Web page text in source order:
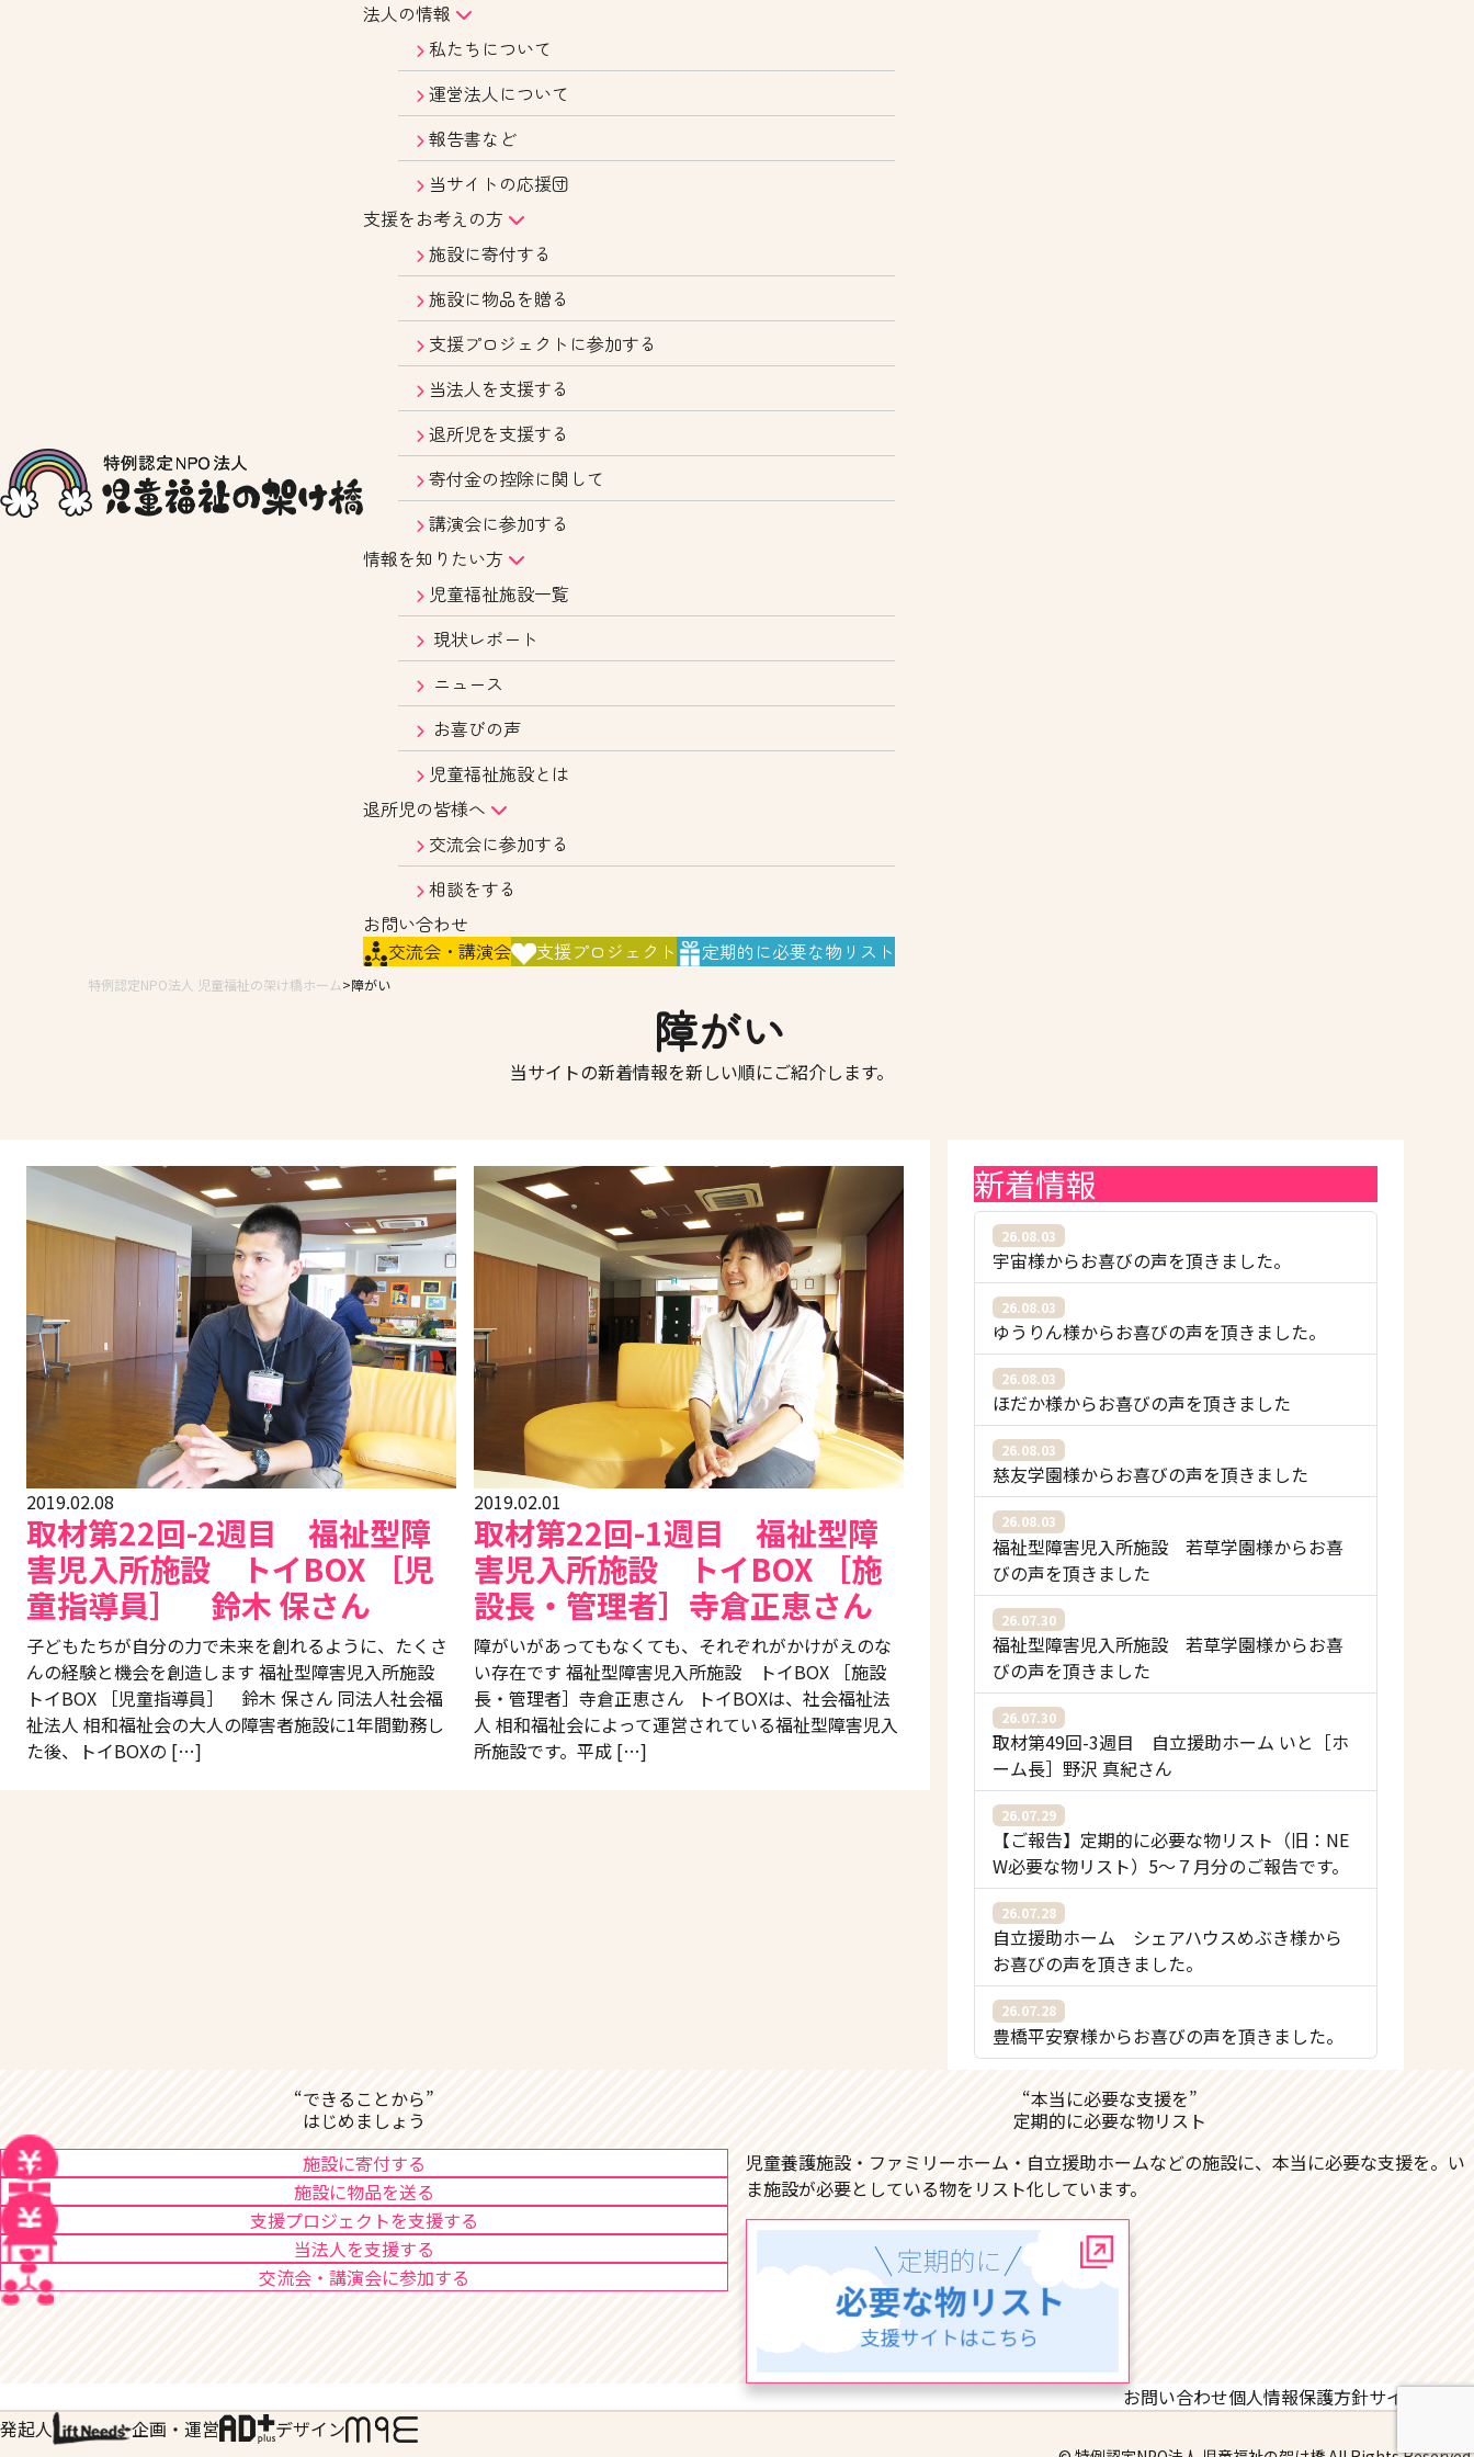
法人の情報
私たちについて
運営法人について
報告書など
当サイトの応援団
支援をお考えの方
施設に寄付する
施設に物品を贈る
支援プロジェクトに参加する
当法人を支援する
退所児を支援する
寄付金の控除に関して
講演会に参加する
情報を知りたい方
児童福祉施設一覧
現状レポート
ニュース
お喜びの声
児童福祉施設とは
退所児の皆様へ
交流会に参加する
相談をする
お問い合わせ
交流会・講演会
支援プロジェクト 定期的に必要な物リスト
特例認定NPO法人 児童福祉の架け橋ホーム 障がい
障がい
当サイトの新着情報を新しい順にご紹介します。
2019.02.08
取材第22回-2週目 福祉型障
害児入所施設 トイBOX ［児
童指導員］ 鈴木 保さん
子どもたちが自分の力で未来を創れるように、たくさ
んの経験と機会を創造します 福祉型障害児入所施設
トイBOX ［児童指導員］ 鈴木 保さん 同法人社会福
祉法人 相和福祉会の大人の障害者施設に1年間勤務し
た後、トイBOXの […]
2019.02.01
取材第22回-1週目 福祉型障
害児入所施設 トイBOX ［施
設長・管理者］寺倉正恵さん
障がいがあってもなくても、それぞれがかけがえのな
い存在です 福祉型障害児入所施設 トイBOX ［施設
長・管理者］寺倉正恵さん トイBOXは、社会福祉法
人 相和福祉会によって運営されている福祉型障害児入
所施設です。平成 […]
新着情報
26.08.03
宇宙様からお喜びの声を頂きました。
26.08.03
ゆうりん様からお喜びの声を頂きました。
26.08.03
ほだか様からお喜びの声を頂きました
26.08.03
慈友学園様からお喜びの声を頂きました
26.08.03
福祉型障害児入所施設 若草学園様からお喜
びの声を頂きました
26.07.30
福祉型障害児入所施設 若草学園様からお喜
びの声を頂きました
26.07.30
取材第49回-3週目 自立援助ホーム いと［ホ
ーム長］野沢 真紀さん
26.07.29
【ご報告】定期的に必要な物リスト（旧：NE
W必要な物リスト）5〜７月分のご報告です。
26.07.28
自立援助ホーム シェアハウスめぶき様から
お喜びの声を頂きました。
26.07.28
豊橋平安寮様からお喜びの声を頂きました。
“できることから”
はじめましょう
施設に寄付する
施設に物品を送る
支援プロジェクトを支援する
当法人を支援する
交流会・講演会に参加する
“本当に必要な支援を”
定期的に必要な物リスト
児童養護施設・ファミリーホーム・自立援助ホームなどの施設に、本当に必要な支援を。い
ま施設が必要としている物をリスト化しています。
お問い合わせ個人情報保護方針サイトマップ
発起人
企画・運営 デザイン